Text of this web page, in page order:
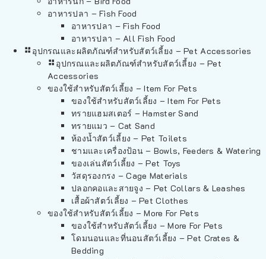
อาหารปลา – Fish Food
อาหารปลา – Fish Food
อาหารปลา – All Fish Food
อุปกรณและผลิตภัณฑ์สำหรับสัตว์เลี้ยง – Pet Accessories
อุปกรณและผลิตภัณฑ์สำหรับสัตว์เลี้ยง – Pet
Accessories
ของใช้สำหรับสัตว์เลี้ยง – Item For Pets
ของใช้สำหรับสัตว์เลี้ยง – Item For Pets
ทรายแฮมสเตอร์ – Hamster Sand
ทรายแมว – Cat Sand
ห้องน้ำสัตว์เลี้ยง – Pet Toilets
ชามและเครื่องป้อน – Bowls, Feeders & Watering
ของเล่นสัตว์เลี้ยง – Pet Toys
วัสดุรองกรง – Cage Materials
ปลอกคอและสายจูง – Pet Collars & Leashes
เสื้อผ้าสัตว์เลี้ยง – Pet Clothes
ของใช้สำหรับสัตว์เลี้ยง – More For Pets
ของใช้สำหรับสัตว์เลี้ยง – More For Pets
โดมนอนและที่นอนสัตว์เลี้ยง – Pet Crates &
Bedding